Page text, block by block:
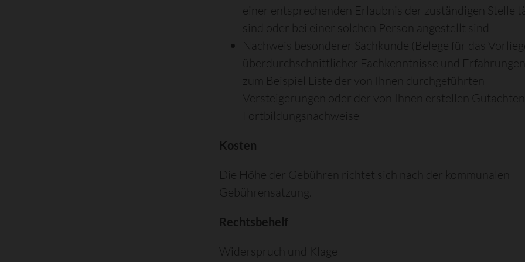
einer entsprechenden Erlaubnis der zuständigen Stelle
sind oder bei einer solchen Person angestellt sind
Nachweis besonderer Sachkunde (Belege für das
überdurchschnittlicher Fachkenntnisse und Erfahrungen),
zum Beispiel Liste der von Ihnen durchgeführten
Versteigerungen oder der von Ihnen erstellen Gutachten,
Fortbildungsnachweise
Kosten
Die Höhe der Gebühren richtet sich nach der kommunalen
Gebührensatzung.
Rechtsbehelf
Widerspruch und Klage